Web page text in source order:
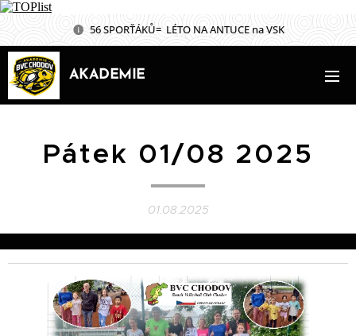
56 SPORŤÁKŮ= LÉTO NA ANTUCE na VSK
AKADEMIE
Pátek 01/08 2025
01.08.2025